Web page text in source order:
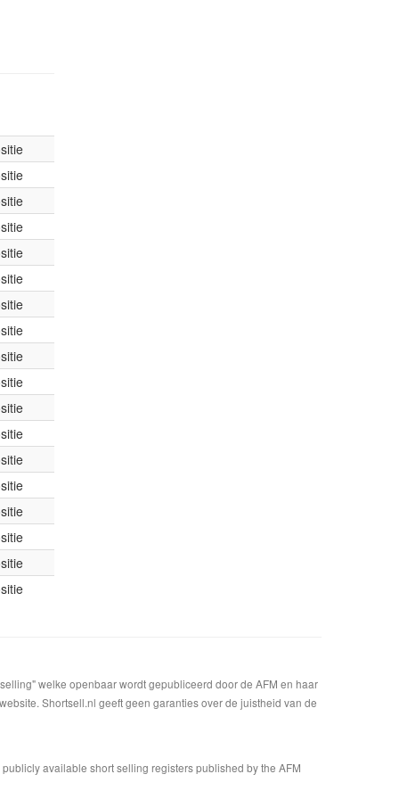
welke openbaar wordt gepubliceerd door de AFM en haar
Shortsell.nl geeft geen garanties over de juistheid van de
available short selling registers published by the AFM